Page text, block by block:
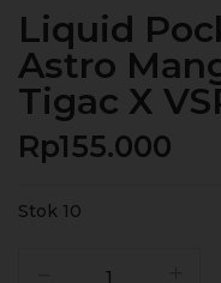
Liquid
Astro
Tigac X
Rp155.000
Stok 10